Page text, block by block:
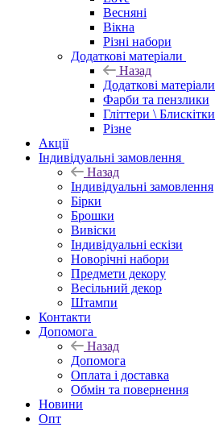
Весняні
Вікна
Різні набори
Додаткові матеріали
Назад
Додаткові матеріали
Фарби та пензлики
Гліттери \ Блискітки
Різне
Акції
Індивідуальні замовлення
Назад
Індивідуальні замовлення
Бірки
Брошки
Вивіски
Індивідуальні ескізи
Новорічні набори
Предмети декору
Весільний декор
Штампи
Контакти
Допомога
Назад
Допомога
Оплата і доставка
Обмін та повернення
Новини
Опт